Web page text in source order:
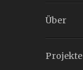
Über
Projekte